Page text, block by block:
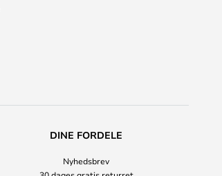
DINE FORDELE
Nyhedsbrev